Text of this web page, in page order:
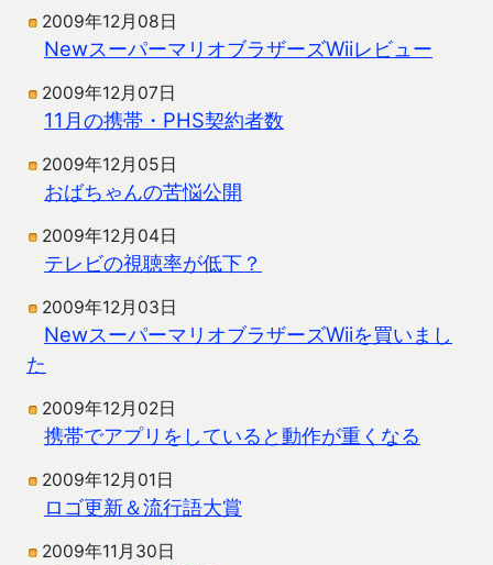
2009年12月08日
NewスーパーマリオブラザーズWiiレビュー
2009年12月07日
11月の携帯・PHS契約者数
2009年12月05日
おばちゃんの苦悩公開
2009年12月04日
テレビの視聴率が低下？
2009年12月03日
NewスーパーマリオブラザーズWiiを買いまし
た
2009年12月02日
携帯でアプリをしていると動作が重くなる
2009年12月01日
ロゴ更新＆流行語大賞
2009年11月30日